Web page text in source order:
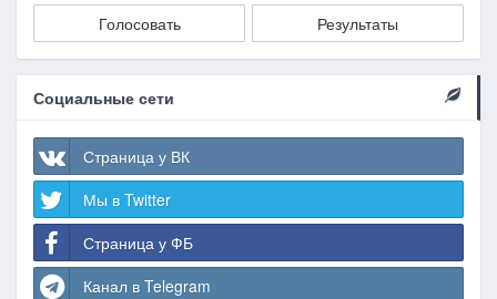
Голосовать
Результаты
Социальные сети
Страница у ВК
Мы в Twitter
Страница у ФБ
Канал в Telegram